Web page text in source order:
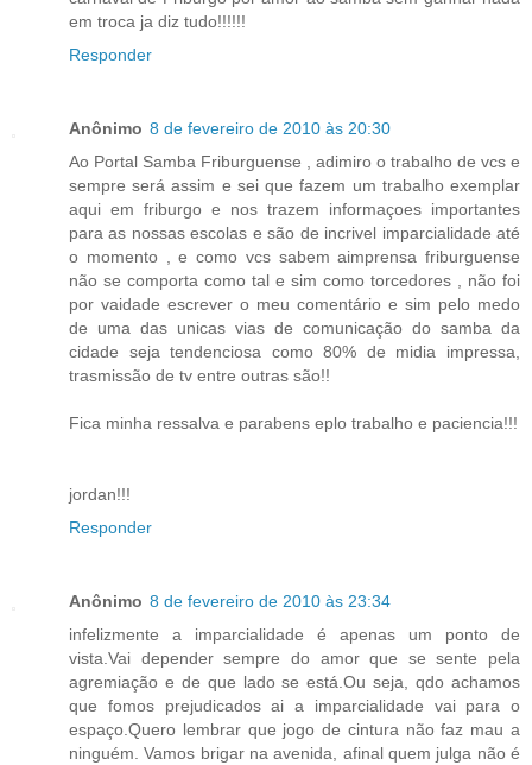
em troca ja diz tudo!!!!!!
Responder
Anônimo 8 de fevereiro de 2010 às 20:30
Ao Portal Samba Friburguense , adimiro o trabalho de vcs e
sempre será assim e sei que fazem um trabalho exemplar
aqui em friburgo e nos trazem informaçoes importantes
para as nossas escolas e são de incrivel imparcialidade até
o momento , e como vcs sabem aimprensa friburguense
não se comporta como tal e sim como torcedores , não foi
por vaidade escrever o meu comentário e sim pelo medo
de uma das unicas vias de comunicação do samba da
cidade seja tendenciosa como 80% de midia impressa,
trasmissão de tv entre outras são!!
Fica minha ressalva e parabens eplo trabalho e paciencia!!!
jordan!!!
Responder
Anônimo 8 de fevereiro de 2010 às 23:34
infelizmente a imparcialidade é apenas um ponto de
vista.Vai depender sempre do amor que se sente pela
agremiação e de que lado se está.Ou seja, qdo achamos
que fomos prejudicados ai a imparcialidade vai para o
espaço.Quero lembrar que jogo de cintura não faz mau a
ninguém. Vamos brigar na avenida, afinal quem julga não é